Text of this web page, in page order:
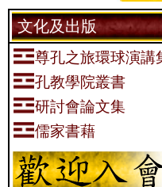
文化及出版
尊孔之旅環球演講
孔教學院叢書
研討會論文集
儒家書藉